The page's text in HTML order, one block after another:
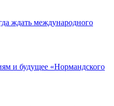
ждать международного
и будущее «Нормандского